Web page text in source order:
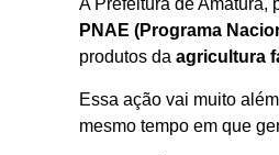
A Prefeitura de Amaturá,
PNAE (Programa
produtos da agricultura
Essa ação vai muito
mesmo tempo em que